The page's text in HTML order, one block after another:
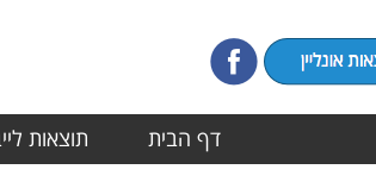
דף הבית תוצאות